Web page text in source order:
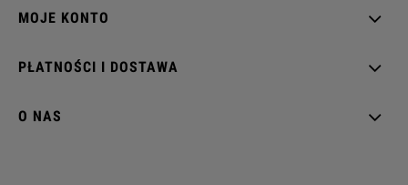
MOJE KONTO
PŁATNOŚCI I DOSTAWA
O NAS